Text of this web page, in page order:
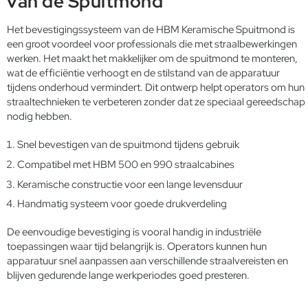
Het bevestigingssysteem van de HBM Keramische Spuitmond is
een groot voordeel voor professionals die met straalbewerkingen
werken. Het maakt het makkelijker om de spuitmond te monteren,
wat de efficiëntie verhoogt en de stilstand van de apparatuur
tijdens onderhoud vermindert. Dit ontwerp helpt operators om hun
straaltechnieken te verbeteren zonder dat ze speciaal gereedschap
nodig hebben.
Snel bevestigen van de spuitmond tijdens gebruik
Compatibel met HBM 500 en 990 straalcabines
Keramische constructie voor een lange levensduur
Handmatig systeem voor goede drukverdeling
De eenvoudige bevestiging is vooral handig in industriële
toepassingen waar tijd belangrijk is. Operators kunnen hun
apparatuur snel aanpassen aan verschillende straalvereisten en
blijven gedurende lange werkperiodes goed presteren.